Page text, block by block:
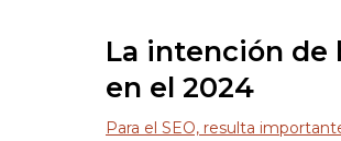
La intención de
en el 2024
Para el SEO, resulta